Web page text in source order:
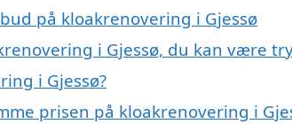
på kloakrenovering i Gjessø
i Gjessø, du kan være
i Gjessø?
prisen på kloakrenovering i